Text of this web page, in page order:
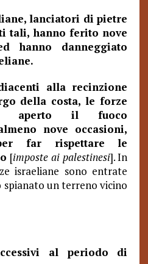
lanciatori di pietre
tali, hanno ferito nove
hanno danneggiato
alla recinzione
della costa, le forze
aperto il fuoco
nove occasioni,
per far rispettare le
[imposte ai palestinesi]. In
israeliane sono entrate
spianato un terreno vicino
al periodo di